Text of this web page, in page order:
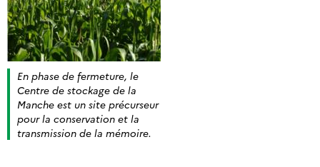
En phase de fermeture, le
Centre de stockage de la
Manche est un site précurseur
pour la conservation et la
transmission de la mémoire.